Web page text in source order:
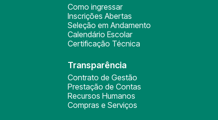
Como ingressar
Inscrições Abertas
Seleção em Andamento
Calendário Escolar
Certificação Técnica
Transparência
Contrato de Gestão
Prestação de Contas
Recursos Humanos
Compras e Serviços